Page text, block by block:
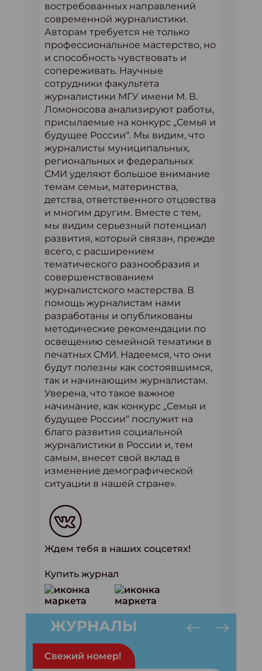
востребованных направлений
современной журналистики.
Авторам требуется не только
профессиональное мастерство, но
и способность чувствовать и
сопереживать. Научные
сотрудники факультета
журналистики МГУ имени М. В.
Ломоносова анализируют работы,
присылаемые на конкурс „Семья и
будущее России“. Мы видим, что
журналисты муниципальных,
региональных и федеральных
СМИ уделяют большое внимание
темам семьи, материнства,
детства, ответственного отцовства
и многим другим. Вместе с тем,
мы видим серьезный потенциал
развития, который связан, прежде
всего, с расширением
тематического разнообразия и
совершенствованием
журналистского мастерства. В
помощь журналистам нами
разработаны и опубликованы
методические рекомендации по
освещению семейной тематики в
печатных СМИ. Надеемся, что они
будут полезны как состоявшимся,
так и начинающим журналистам.
Уверена, что такое важное
начинание, как конкурс „Семья и
будущее России“ послужит на
благо развития социальной
журналистики в России и, тем
самым, внесет свой вклад в
изменение демографической
ситуации в нашей стране».
Ждем тебя в наших соцсетях!
Купить журнал
ЖУРНАЛЫ
Свежий номер!